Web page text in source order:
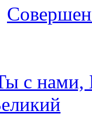
с нами,